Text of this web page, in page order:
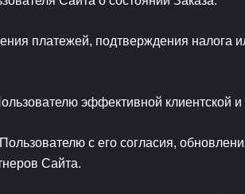
платежей, подтверждения налога
эффективной клиентской
с его согласия,
Сайта.